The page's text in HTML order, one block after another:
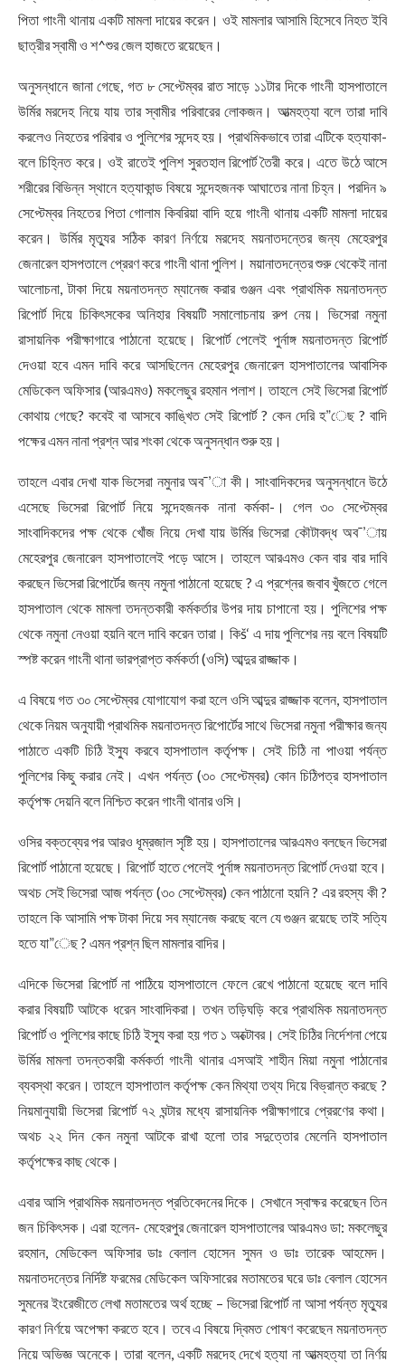
পিতা গাংনী থানায় একটি মামলা দায়ের করেন। ওই মামলার আসামি হিসেবে নিহত ইবি
ছাত্রীর স্বামী ও শ^শুর জেল হাজতে রয়েছেন।
অনুসন্ধানে জানা গেছে, গত ৮ সেপ্টেম্বর রাত সাড়ে ১১টার দিকে গাংনী হাসপাতালে
উর্মির মরদেহ নিয়ে যায় তার স্বামীর পরিবারের লোকজন। আত্মহত্যা বলে তারা দাবি
করলেও নিহতের পরিবার ও পুলিশের সন্দেহ হয়। প্রাথমিকভাবে তারা এটিকে হত্যাকা-
বলে চিহ্নিত করে। ওই রাতেই পুলিশ সুরতহাল রিপোর্ট তৈরী করে। এতে উঠে আসে
শরীরের বিভিন্ন স্থানে হত্যাকান্ড বিষয়ে সন্দেহজনক আঘাতের নানা চিহ্ন। পরদিন ৯
সেপ্টেম্বর নিহতের পিতা গোলাম কিবরিয়া বাদি হয়ে গাংনী থানায় একটি মামলা দায়ের
করেন। উর্মির মৃত্যুর সঠিক কারণ নির্ণয়ে মরদেহ ময়নাতদন্তের জন্য মেহেরপুর
জেনারেল হাসপতালে প্রেরণ করে গাংনী থানা পুলিশ। ময়ানাতদন্তের শুরু থেকেই নানা
আলোচনা, টাকা দিয়ে ময়নাতদন্ত ম্যানেজ করার গুঞ্জন এবং প্রাথমিক ময়নাতদন্ত
রিপোর্ট দিয়ে চিকিৎসকের অনিহার বিষয়টি সমালোচনায় রুপ নেয়। ভিসেরা নমুনা
রাসায়নিক পরীক্ষাগারে পাঠানো হয়েছে। রিপোর্ট পেলেই পুর্নাঙ্গ ময়নাতদন্ত রিপোর্ট
দেওয়া হবে এমন দাবি করে আসছিলেন মেহেরপুর জেনারেল হাসপাতালের আবাসিক
মেডিকেল অফিসার (আরএমও) মকলেছুর রহমান পলাশ। তাহলে সেই ভিসেরা রিপোর্ট
কোথায় গেছে? কবেই বা আসবে কাঙ্খিত সেই রিপোর্ট ? কেন দেরি হ”েছ ? বাদি
পক্ষের এমন নানা প্রশ্ন আর শংকা থেকে অনুসন্ধান শুরু হয়।
তাহলে এবার দেখা যাক ভিসেরা নমুনার অব¯’া কী। সাংবাদিকদের অনুসন্ধানে উঠে
এসেছে ভিসেরা রিপোর্ট নিয়ে সন্দেহজনক নানা কর্মকা-। গেল ৩০ সেপ্টেম্বর
সাংবাদিকদের পক্ষ থেকে খোঁজ নিয়ে দেখা যায় উর্মির ভিসেরা কৌটাবদ্ধ অব¯’ায়
মেহেরপুর জেনারেল হাসপাতালেই পড়ে আসে। তাহলে আরএমও কেন বার বার দাবি
করছেন ভিসেরা রিপোর্টের জন্য নমুনা পাঠানো হয়েছে ? এ প্রশ্নের জবাব খুঁজতে গেলে
হাসপাতাল থেকে মামলা তদন্তকারী কর্মকর্তার উপর দায় চাপানো হয়। পুলিশের পক্ষ
থেকে নমুনা নেওয়া হয়নি বলে দাবি করেন তারা। কিš‘ এ দায় পুলিশের নয় বলে বিষয়টি
স্পষ্ট করেন গাংনী থানা ভারপ্রাপ্ত কর্মকর্তা (ওসি) আব্দুর রাজ্জাক।
এ বিষয়ে গত ৩০ সেপ্টেম্বর যোগাযোগ করা হলে ওসি আব্দুর রাজ্জাক বলেন, হাসপাতাল
থেকে নিয়ম অনুযায়ী প্রাথমিক ময়নাতদন্ত রিপোর্টের সাথে ভিসেরা নমুনা পরীক্ষার জন্য
পাঠাতে একটি চিঠি ইস্যু করবে হাসপাতাল কর্তৃপক্ষ। সেই চিঠি না পাওয়া পর্যন্ত
পুলিশের কিছু করার নেই। এখন পর্যন্ত (৩০ সেপ্টেম্বর) কোন চিঠিপত্র হাসপাতাল
কর্তৃপক্ষ দেয়নি বলে নিশ্চিত করেন গাংনী থানার ওসি।
ওসির বক্তব্যের পর আরও ধূম্রজাল সৃষ্টি হয়। হাসপাতালের আরএমও বলছেন ভিসেরা
রিপোর্ট পাঠানো হয়েছে। রিপোর্ট হাতে পেলেই পুর্নাঙ্গ ময়নাতদন্ত রিপোর্ট দেওয়া হবে।
অথচ সেই ভিসেরা আজ পর্যন্ত (৩০ সেপ্টেম্বর) কেন পাঠানো হয়নি ? এর রহস্য কী ?
তাহলে কি আসামি পক্ষ টাকা দিয়ে সব ম্যানেজ করছে বলে যে গুঞ্জন রয়েছে তাই সত্যি
হতে যা”েছ ? এমন প্রশ্ন ছিল মামলার বাদির।
এদিকে ভিসেরা রিপোর্ট না পাঠিয়ে হাসপাতালে ফেলে রেখে পাঠানো হয়েছে বলে দাবি
করার বিষয়টি আটকে ধরেন সাংবাদিকরা। তখন তড়িঘড়ি করে প্রাথমিক ময়নাতদন্ত
রিপোর্ট ও পুলিশের কাছে চিঠি ইস্যু করা হয় গত ১ অক্টোবর। সেই চিঠির নির্দেশনা পেয়ে
উর্মির মামলা তদন্তকারী কর্মকর্তা গাংনী থানার এসআই শাহীন মিয়া নমুনা পাঠানোর
ব্যবস্থা করেন। তাহলে হাসপাতাল কর্তৃপক্ষ কেন মিথ্যা তথ্য দিয়ে বিভ্রান্ত করছে ?
নিয়মানুযায়ী ভিসেরা রিপোর্ট ৭২ ঘন্টার মধ্যে রাসায়নিক পরীক্ষাগারে প্রেরণের কথা।
অথচ ২২ দিন কেন নমুনা আটকে রাখা হলো তার সদুত্তোর মেলেনি হাসপাতাল
কর্তৃপক্ষের কাছ থেকে।
এবার আসি প্রাথমিক ময়নাতদন্ত প্রতিবেদনের দিকে। সেখানে স্বাক্ষর করেছেন তিন
জন চিকিৎসক। এরা হলেন- মেহেরপুর জেনারেল হাসপাতালের আরএমও ডা: মকলেছুর
রহমান, মেডিকেল অফিসার ডাঃ বেলাল হোসেন সুমন ও ডাঃ তারেক আহমেদ।
ময়নাতদন্তের নির্দিষ্ট ফরমের মেডিকেল অফিসারের মতামতের ঘরে ডাঃ বেলাল হোসেন
সুমনের ইংরেজীতে লেখা মতামতের অর্থ হচ্ছে – ভিসেরা রিপোর্ট না আসা পর্যন্ত মৃত্যুর
কারণ নির্ণয়ে অপেক্ষা করতে হবে। তবে এ বিষয়ে দ্বিমত পোষণ করেছেন ময়নাতদন্ত
নিয়ে অভিজ্ঞ অনেকে। তারা বলেন, একটি মরদেহ দেখে হত্যা না আত্মহত্যা তা নির্ণয়